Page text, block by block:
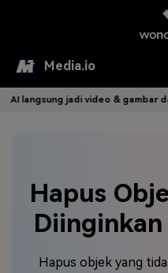
Media.io
Alat AI
AI Audio
Model AI yang Didukung
Asisten Video AI
Editor Video AI
Efek Video
Efek Foto
Sumber Daya
Harga
jadi video & gambar dalam
Hapus
Hapus objek yang